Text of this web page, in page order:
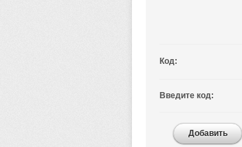
Код:
Введите код:
Добавить